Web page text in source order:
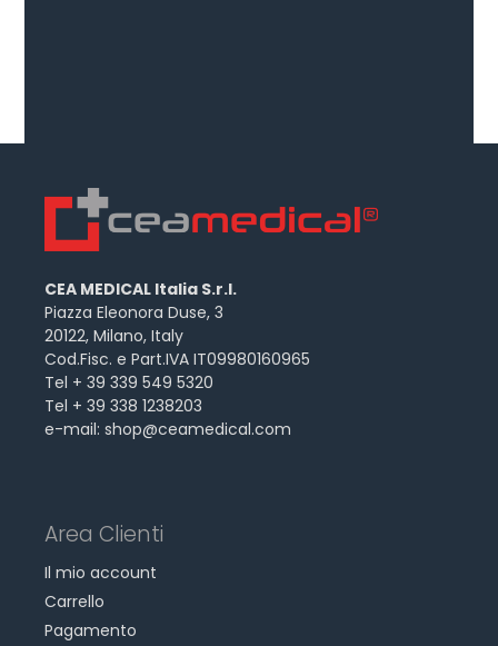
CEA MEDICAL Italia S.r.l.
Piazza Eleonora Duse, 3
20122, Milano, Italy
Cod.Fisc. e Part.IVA IT09980160965
Tel + 39 339 549 5320
Tel + 39 338 1238203
e-mail: shop@ceamedical.com
Area Clienti
Il mio account
Carrello
Pagamento